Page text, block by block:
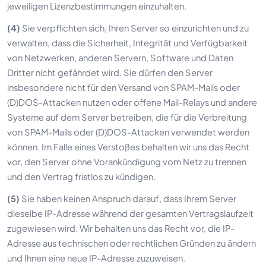
jeweiligen Lizenzbestimmungen einzuhalten.
(4) Sie verpflichten sich, Ihren Server so einzurichten und zu
verwalten, dass die Sicherheit, Integrität und Verfügbarkeit
von Netzwerken, anderen Servern, Software und Daten
Dritter nicht gefährdet wird. Sie dürfen den Server
insbesondere nicht für den Versand von SPAM-Mails oder
(D)DOS-Attacken nutzen oder offene Mail-Relays und andere
Systeme auf dem Server betreiben, die für die Verbreitung
von SPAM-Mails oder (D)DOS-Attacken verwendet werden
können. Im Falle eines Verstoßes behalten wir uns das Recht
vor, den Server ohne Vorankündigung vom Netz zu trennen
und den Vertrag fristlos zu kündigen.
(5) Sie haben keinen Anspruch darauf, dass Ihrem Server
dieselbe IP-Adresse während der gesamten Vertragslaufzeit
zugewiesen wird. Wir behalten uns das Recht vor, die IP-
Adresse aus technischen oder rechtlichen Gründen zu ändern
und Ihnen eine neue IP-Adresse zuzuweisen.